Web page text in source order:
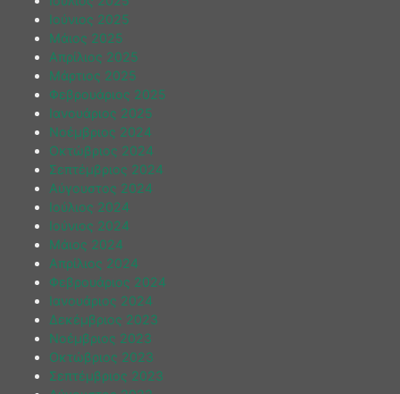
Ιούνιος 2025
Μάιος 2025
Απρίλιος 2025
Μάρτιος 2025
Φεβρουάριος 2025
Ιανουάριος 2025
Νοέμβριος 2024
Οκτώβριος 2024
Σεπτέμβριος 2024
Αύγουστος 2024
Ιούλιος 2024
Ιούνιος 2024
Μάιος 2024
Απρίλιος 2024
Φεβρουάριος 2024
Ιανουάριος 2024
Δεκέμβριος 2023
Νοέμβριος 2023
Οκτώβριος 2023
Σεπτέμβριος 2023